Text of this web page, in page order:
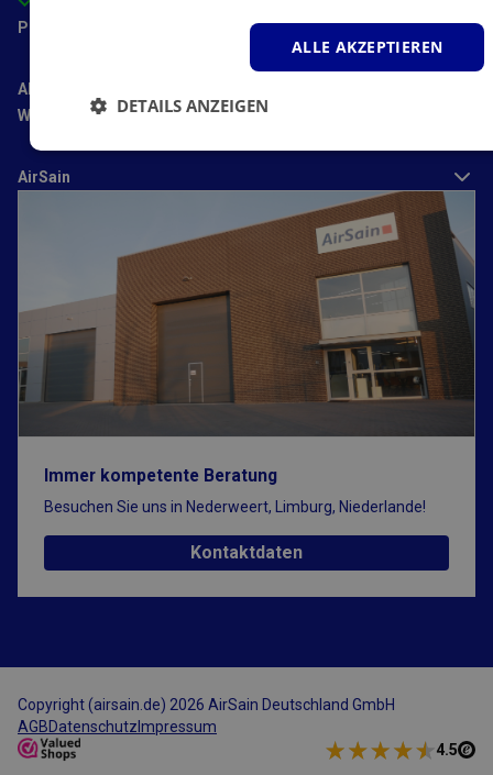
Populäre Kategorien
Allgemeine Informationen
Wissenszentrum
AirSain
Immer kompetente Beratung
Besuchen Sie uns in Nederweert, Limburg, Niederlande!
Kontaktdaten
Copyright (airsain.de) 2026 AirSain Deutschland GmbH
AGBDatenschutz Impressum
4.5
ALLE AKZEPTIEREN
DETAILS ANZEIGEN
Unbedingt
Performance Targeting
Funktionalität
Unbedingt erforderlich
Funktionalität
Unbedingt erforderliche Cookies ermöglichen wesentliche
Kernfunktionen der Website wie die Benutzeranmeldung und
die Kontoverwaltung. Ohne die unbedingt erforderlichen
Cookies kann die Website nicht ordnungsgemäß verwendet
Name
Domäne
Ablaufdatum Beschreibung
Cookie. In
Cookie dabei, ein
Clientgerät
identifizieren,
Site